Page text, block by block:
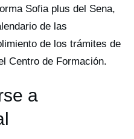
Sofia plus del Sena,
de las
de los trámites de
Centro de Formación.
a